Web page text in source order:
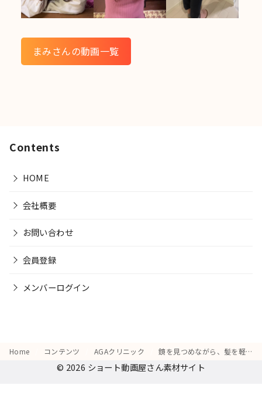
まみさんの動画一覧
Contents
HOME
会社概要
お問い合わせ
会員登録
メンバーログイン
Home コンテンツ AGAクリニック 鏡を見つめながら、髪を軽く引っ張り状態を確認する仕草をする
© 2026 ショート動画屋さん素材サイト